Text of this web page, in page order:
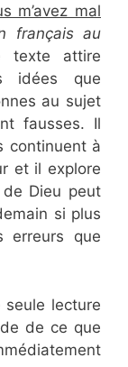
m’avez mal
français au
texte attire
idées que
au sujet
fausses. Il
continuent à
et il explore
Dieu peut
si plus
erreurs que
seule lecture
de ce que